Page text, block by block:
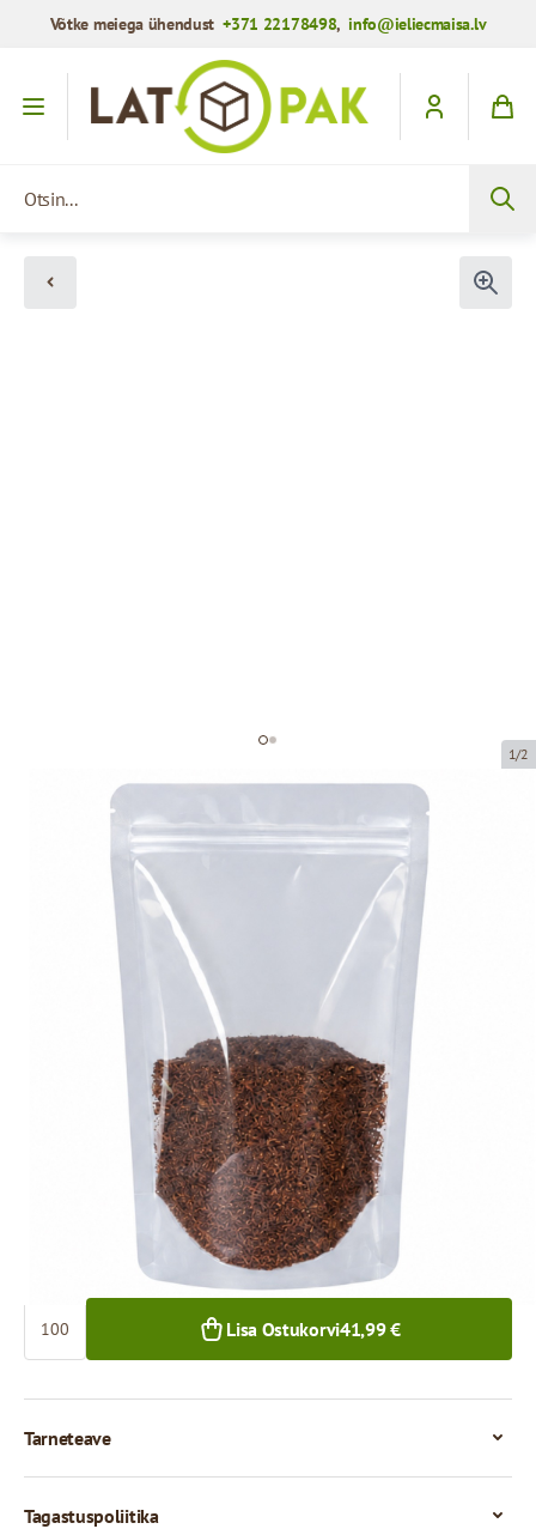
Võtke meiega ühendust+371 22178498,info@ieliecmaisa.lv
1/2
Läbipaistev lukuga kott
Toote kood:
72250
250 x 130 x 340 mm
Pet12/Pe110
Toote saab kätte pakipunktist.
Hind 100 tükkide eest
41,99 € 38,12 €
500+ tk.
Kogus
Lisa Ostukorvi41,99 €
Tarneteave
Tagastuspoliitika